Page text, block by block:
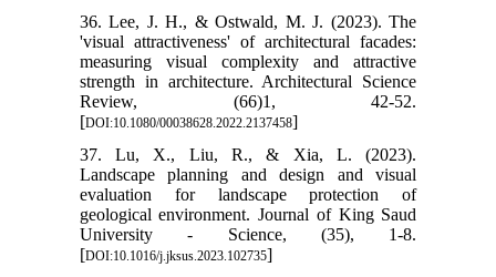
36. Lee, J. H., & Ostwald, M. J. (2023). The
'visual attractiveness' of architectural facades:
measuring visual complexity and attractive
strength in architecture. Architectural Science
Review, (66)1, 42-52.
[DOI:10.1080/00038628.2022.2137458]
37. Lu, X., Liu, R., & Xia, L. (2023).
Landscape planning and design and visual
evaluation for landscape protection of
geological environment. Journal of King Saud
University - Science, (35), 1-8.
[DOI:10.1016/j.jksus.2023.102735]